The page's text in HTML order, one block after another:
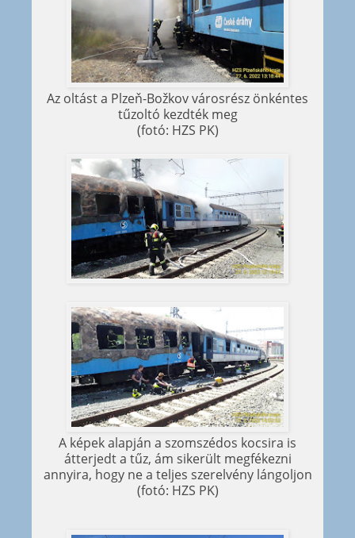
Az oltást a Plzeň-Božkov városrész önkéntes
tűzoltó kezdték meg
(fotó: HZS PK)
A képek alapján a szomszédos kocsira is
átterjedt a tűz, ám sikerült megfékezni
annyira, hogy ne a teljes szerelvény lángoljon
(fotó: HZS PK)